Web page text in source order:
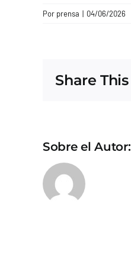
Por prensa | 04/06/2026
Share
Sobre el Autor: